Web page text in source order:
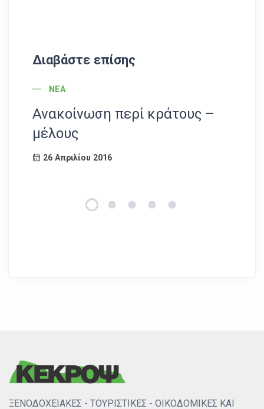
Διαβάστε επίσης
POST CATEGORY
ΝΈΑ
Ανακοίνωση περί κράτους –
μέλους
26 Απριλίου 2016
ΞΕΝΟΔΟΧΕΙΑΚΕΣ - ΤΟΥΡΙΣΤΙΚΕΣ - ΟΙΚΟΔΟΜΙΚΕΣ ΚΑΙ